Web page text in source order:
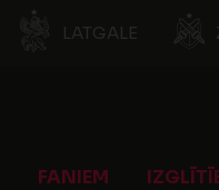
LATGALE
FANIEM